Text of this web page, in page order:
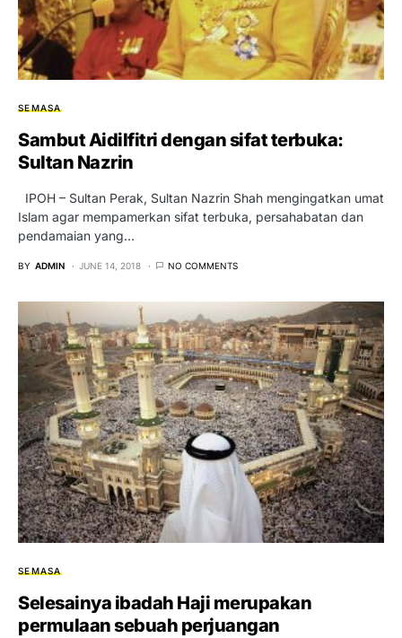
SEMASA
Sambut Aidilfitri dengan sifat terbuka:
Sultan Nazrin
IPOH – Sultan Perak, Sultan Nazrin Shah mengingatkan umat
Islam agar mempamerkan sifat terbuka, persahabatan dan
pendamaian yang…
BY ADMIN JUNE 14, 2018 NO COMMENTS
SEMASA
Selesainya ibadah Haji merupakan
permulaan sebuah perjuangan